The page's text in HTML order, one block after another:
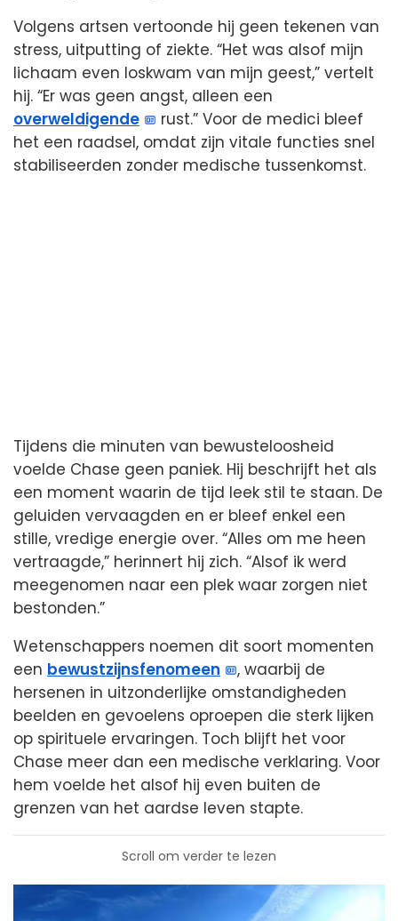
Volgens artsen vertoonde hij geen tekenen van
stress, uitputting of ziekte. “Het was alsof mijn
lichaam even loskwam van mijn geest,” vertelt
hij. “Er was geen angst, alleen een
overweldigende
rust.” Voor de medici bleef
het een raadsel, omdat zijn vitale functies snel
stabiliseerden zonder medische tussenkomst.
Tijdens die minuten van bewusteloosheid
voelde Chase geen paniek. Hij beschrijft het als
een moment waarin de tijd leek stil te staan. De
geluiden vervaagden en er bleef enkel een
stille, vredige energie over. “Alles om me heen
vertraagde,” herinnert hij zich. “Alsof ik werd
meegenomen naar een plek waar zorgen niet
bestonden.”
Wetenschappers noemen dit soort momenten
een bewustzijnsfenomeen
, waarbij de
hersenen in uitzonderlijke omstandigheden
beelden en gevoelens oproepen die sterk lijken
op spirituele ervaringen. Toch blijft het voor
Chase meer dan een medische verklaring. Voor
hem voelde het alsof hij even buiten de
grenzen van het aardse leven stapte.
Scroll om verder te lezen